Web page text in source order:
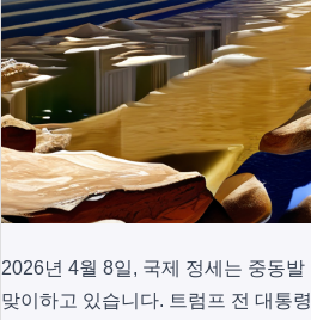
2026년 4월 8일, 국제 정세는 중동
맞이하고 있습니다. 트럼프 전 대통